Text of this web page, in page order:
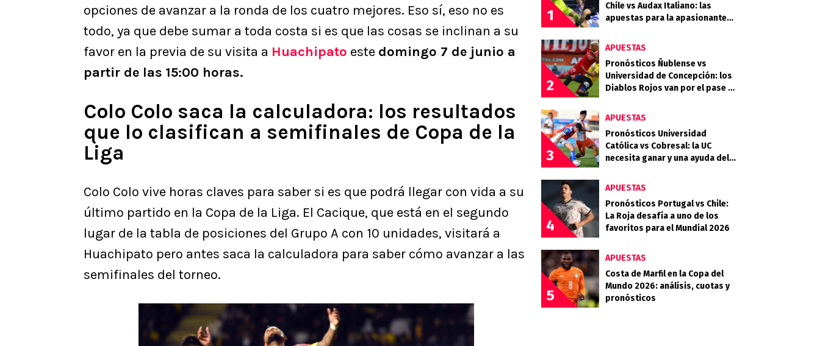
opciones de avanzar a la ronda de los cuatro mejores. Eso sí, eso no es
todo, ya que debe sumar a toda costa si es que las cosas se inclinan a su
favor en la previa de su visita a Huachipato este domingo 7 de junio a
partir de las 15:00 horas.
Colo Colo saca la calculadora: los resultados
que lo clasifican a semifinales de Copa de la
Liga
Colo Colo vive horas claves para saber si es que podrá llegar con vida a su
último partido en la Copa de la Liga. El Cacique, que está en el segundo
lugar de la tabla de posiciones del Grupo A con 10 unidades, visitará a
Huachipato pero antes saca la calculadora para saber cómo avanzar a las
semifinales del torneo.
1
Chile vs Audax Italiano: las
apuestas para la apasionante
2
APUESTAS
Pronósticos Ñublense vs
Universidad de Concepción: los
Diablos Rojos van por el pase a
3
APUESTAS
Pronósticos Universidad
Católica vs Cobresal: la UC
necesita ganar y una ayuda del
4
APUESTAS
Pronósticos Portugal vs Chile:
La Roja desafía a uno de los
favoritos para el Mundial 2026
5
APUESTAS
Costa de Marfil en la Copa del
Mundo 2026: análisis, cuotas y
pronósticos